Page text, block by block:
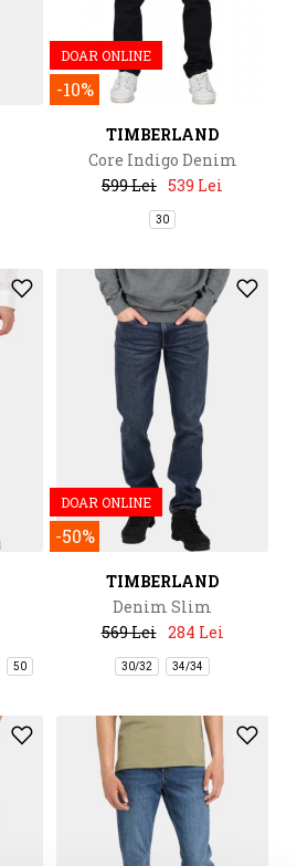
DOAR ONLINE
-10%
TIMBERLAND
Core Indigo Denim
599 Lei 539 Lei
30
50
DOAR ONLINE
-50%
TIMBERLAND
Denim Slim
569 Lei 284 Lei
30/32 34/34